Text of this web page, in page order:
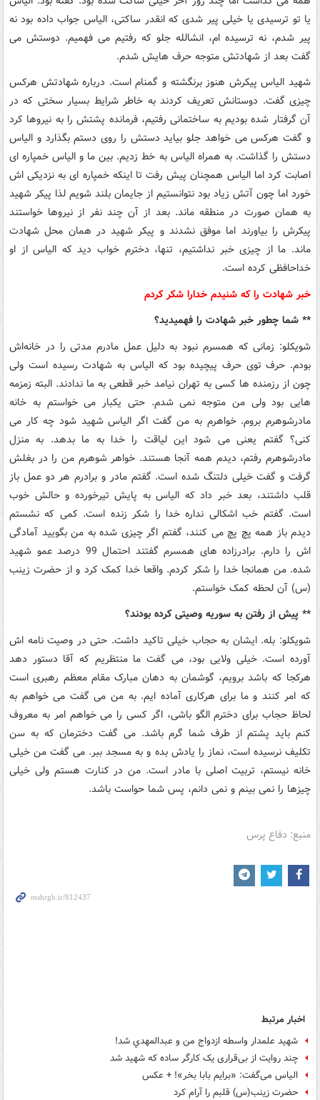
یا تو ترسیدی یا خیلی پیر شدی که انقدر ساکتی، الیاس جواب داده بود نه
پیر شدم، نه ترسیده ام، انشالله جلو که رفتیم می فهمیم. دوستش می
گفت بعد از شهادتش متوجه حرف هایش شدم.
شهید الیاس پیکرش هنوز برنگشته و گمنام است. درباره شهادتش هرکس
چیزی گفت. دوستانش تعریف کردند به خاطر شرایط بسیار سختی که در
آن گرفتار شده بودیم به ساختمانی رفتیم، فرمانده پشتش را به نیروها کرد
و گفت هرکس می خواهد جلو بیاید دستش را روی دستم بگذارد و الیاس
دستش را گذاشت. به همراه الیاس به خط زدیم. بین ما و الیاس خمپاره ای
اصابت کرد اما الیاس همچنان پیش رفت تا اینکه خمپاره ای به نزدیکی اش
خورد اما چون آتش زیاد بود نتوانستیم از جایمان بلند شویم لذا پیکر شهید
به همان صورت در منطقه ماند. بعد از آن چند نفر از نیروها خواستند
پیکرش را بیاورند اما موفق نشدند و پیکر شهید در همان محل شهادت
ماند. ما از چیزی خبر نداشتیم، تنها، دخترم خواب دید که الیاس از او
خداحافظی کرده است.
خبر شهادت را که شنیدم خدارا شکر کردم
** شما چطور خبر شهادت را فهمیدید؟
شویکلو: زمانی که همسرم نبود به دلیل عمل مادرم مدتی را در خانه‌اش
بودم. حرف توی حرف پیچیده بود که الیاس به شهادت رسیده است ولی
چون از رزمنده ها کسی به تهران نیامد خبر قطعی به ما ندادند. البته زمزمه
هایی بود ولی من متوجه نمی شدم. حتی یکبار می خواستم به خانه
مادرشوهرم بروم. خواهرم به من گفت اگر الیاس شهید شود چه کار می
کنی؟ گفتم یعنی می شود این لیاقت را خدا به ما بدهد. به منزل
مادرشوهرم رفتم، دیدم همه آنجا هستند. خواهر شوهرم من را در بغلش
گرفت و گفت خیلی دلتنگ شده است. گفتم مادر و برادرم هر دو عمل باز
قلب داشتند، بعد خبر داد که الیاس به پایش تیرخورده و حالش خوب
است. گفتم خب اشکالی نداره خدا را شکر زنده است. کمی که نشستم
دیدم باز همه پچ پچ می کنند، گفتم اگر چیزی شده به من بگویید آمادگی
اش را دارم. برادرزاده های همسرم گفتند احتمال 99 درصد عمو شهید
شده. من همانجا خدا را شکر کردم. واقعا خدا کمک کرد و از حضرت زینب
(س) آن لحظه کمک خواستم.
** پیش از رفتن به سوریه وصیتی کرده بودند؟
شویکلو: بله. ایشان به حجاب خیلی تاکید داشت. حتی در وصیت نامه اش
آورده است. خیلی ولایی بود، می گفت ما منتظریم که آقا دستور دهد
هرکجا که باشد برویم، گوشمان به دهان مبارک مقام معظم رهبری است
که امر کنند و ما برای هرکاری آماده ایم. به من می گفت می خواهم به
لحاظ حجاب برای دخترم الگو باشی، اگر کسی را می خواهم امر به معروف
کنم باید پشتم از طرف شما گرم باشد. می گفت دخترمان که به سن
تکلیف نرسیده است، نماز را یادش بده و به مسجد ببر. می گفت من خیلی
خانه نیستم، تربیت اصلی با مادر است. من در کنارت هستم ولی خیلی
چیزها را نمی بینم و نمی دانم، پس شما حواست باشد.
منبع: دفاع پرس
اخبار مرتبط
شهيد علمدار واسطه ازدواج من و عبدالمهدي شد!
چند روایت از بی‌قراری یک کارگر ساده که شهید شد
الیاس می‌گفت: «برایم بابا بخر»! + عکس
حضرت زينب(س) قلبم را آرام كرد